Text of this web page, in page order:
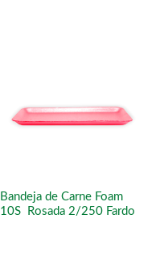
Bandeja de Carne Foam
10S Rosada 2/250 Fardo